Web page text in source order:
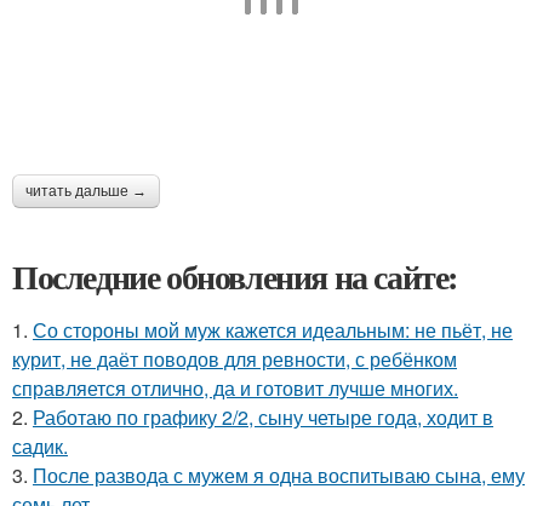
читать дальше →
Последние обновления на сайте:
1. Со стороны мой муж кажется идеальным: не пьёт, не
курит, не даёт поводов для ревности, с ребёнком
справляется отлично, да и готовит лучше многих.
2. Работаю по графику 2/2, сыну четыре года, ходит в
садик.
3. После развода с мужем я одна воспитываю сына, ему